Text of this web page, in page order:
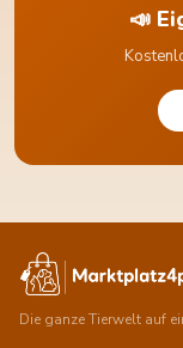
📣
Die ganze Tierwelt auf